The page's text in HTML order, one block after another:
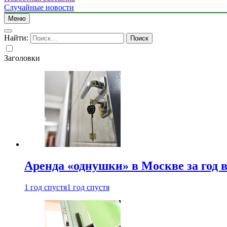
Случайные новости
Меню
Найти:
Заголовки
Аренда «однушки» в Москве за год
1 год спустя1 год спустя